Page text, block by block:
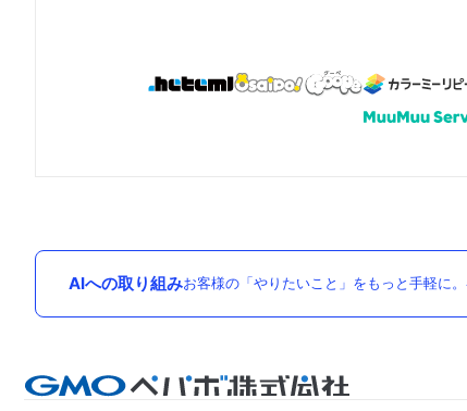
AIへの取り組みお客様の「やりたいこと」をもっと手軽に